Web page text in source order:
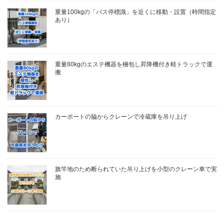
重量100kgの「バス停標識」を近くに移動・設置（時間指定
あり）
重量80kgのエステ機器を梱包し昇降機付き軽トラックで運
搬
カーポートの脇からクレーンで冷蔵庫を吊り上げ
旗竿地のため断られていた吊り上げを小型のクレーン車で実
施